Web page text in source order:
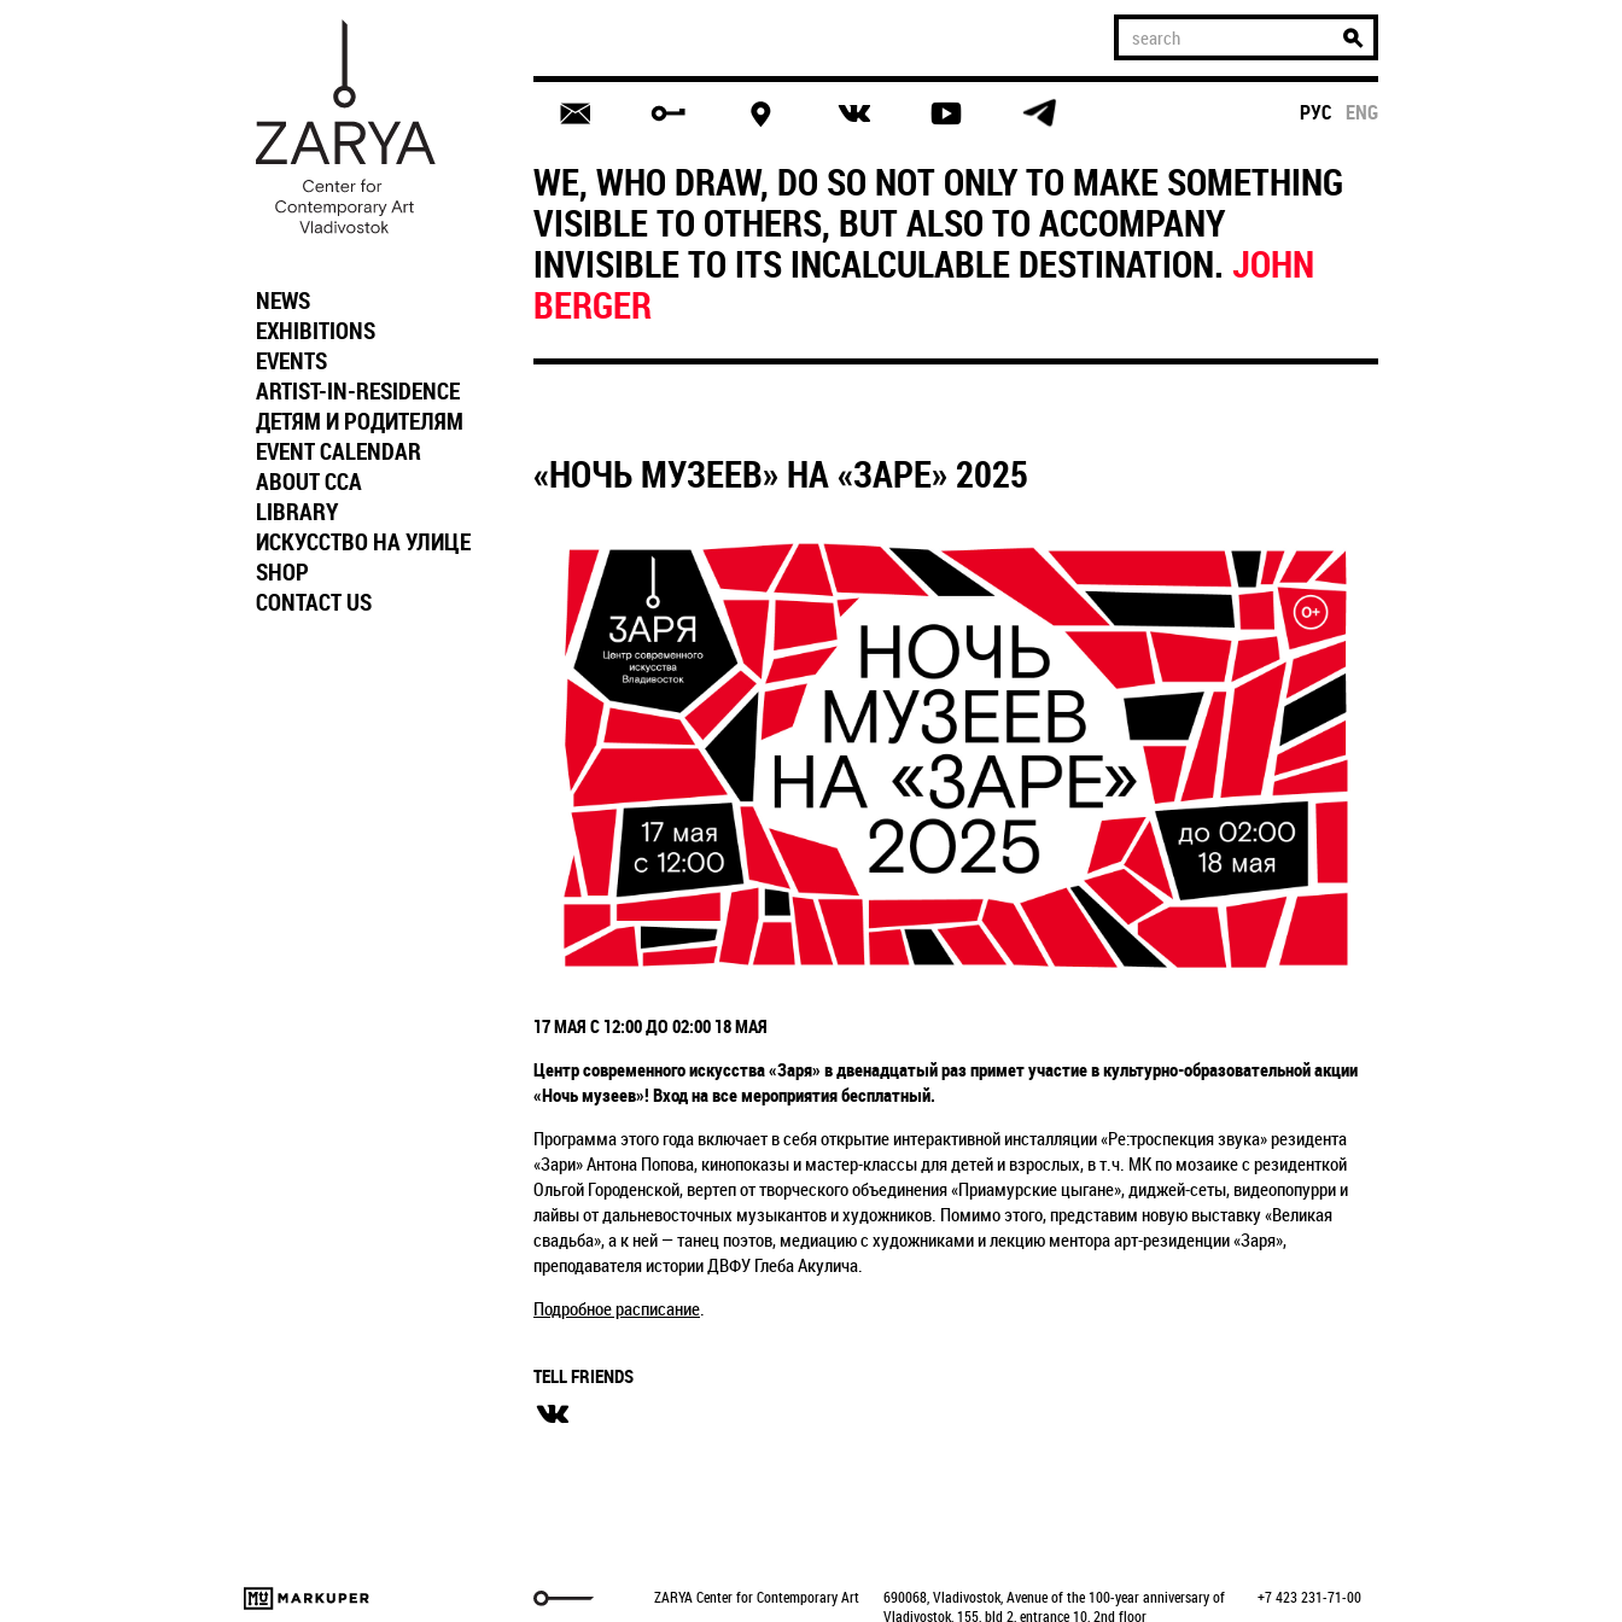
РУС ENG
WE, WHO DRAW, DO SO NOT ONLY TO MAKE SOMETHING
VISIBLE TO OTHERS, BUT ALSO TO ACCOMPANY
INVISIBLE TO ITS INCALCULABLE DESTINATION. JOHN
BERGER
«НОЧЬ МУЗЕЕВ» НА «ЗАРЕ» 2025
17 МАЯ С 12:00 ДО 02:00 18 МАЯ
Центр современного искусства «Заря» в двенадцатый раз примет участие в культурно-образовательной акции
«Ночь музеев»! Вход на все мероприятия бесплатный.
Программа этого года включает в себя открытие интерактивной инсталляции «Ре:троспекция звука» резидента
«Зари» Антона Попова, кинопоказы и мастер-классы для детей и взрослых, в т.ч. МК по мозаике с резиденткой
Ольгой Городенской, вертеп от творческого объединения «Приамурские цыгане», диджей-сеты, видеопопурри и
лайвы от дальневосточных музыкантов и художников. Помимо этого, представим новую выставку «Великая
свадьба», а к ней — танец поэтов, медиацию с художниками и лекцию ментора арт-резиденции «Заря»,
преподавателя истории ДВФУ Глеба Акулича.
Подробное расписание
TELL FRIENDS
NEWS
EXHIBITIONS
EVENTS
ARTIST-IN-RESIDENCE
ДЕТЯМ И РОДИТЕЛЯМ
EVENT CALENDAR
ABOUT CCA
LIBRARY
ИСКУССТВО НА УЛИЦЕ
SHOP
CONTACT US
ZARYA Center for Contemporary Art
690068, Vladivostok, Avenue of the 100-year anniversary of
Vladivostok, 155, bld 2, entrance 10, 2nd floor
+7 423 231-71-00